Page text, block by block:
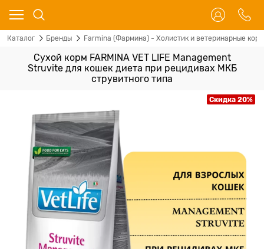
Каталог Бренды Farmina (Фармина) - Холистик и ветеринарные
Сухой корм FARMINA VET LIFE Management
Struvite для кошек диета при рецидивах МКБ
струвитного типа
Скидка 20%